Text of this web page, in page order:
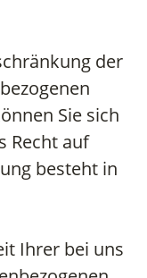
der
Sie sich
Recht auf
besteht in
Ihrer bei uns